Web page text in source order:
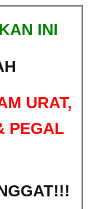
INI
URAT,
PEGAL